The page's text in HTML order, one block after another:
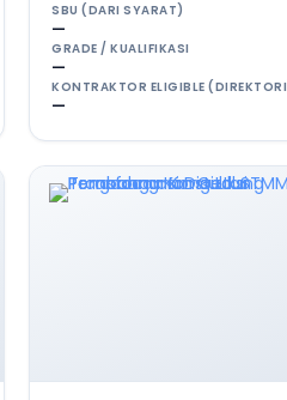
SBU (DARI SYARAT)
—
GRADE / KUALIFIKASI
—
KONTRAKTOR ELIGIBLE
—